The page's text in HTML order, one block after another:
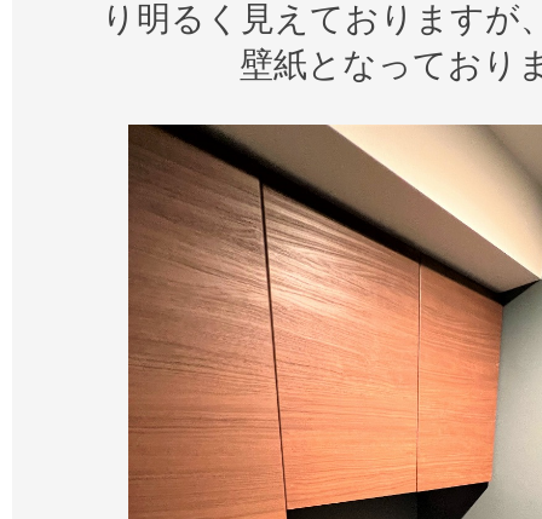
り明るく見えておりますが
壁紙となっており